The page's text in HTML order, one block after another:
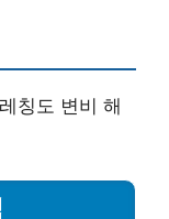
칭도 변비 해